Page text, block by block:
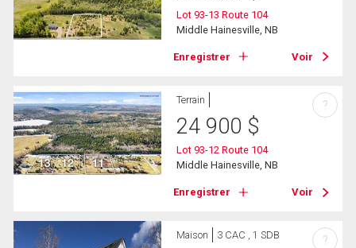
Lot 93-13 Route 104
Middle Hainesville, NB
Enregistrer Voir
Terrain
24 900 $
Lot 93-12 Route 104
Middle Hainesville, NB
Enregistrer Voir
?
Maison 3 CAC , 1 SDB ?